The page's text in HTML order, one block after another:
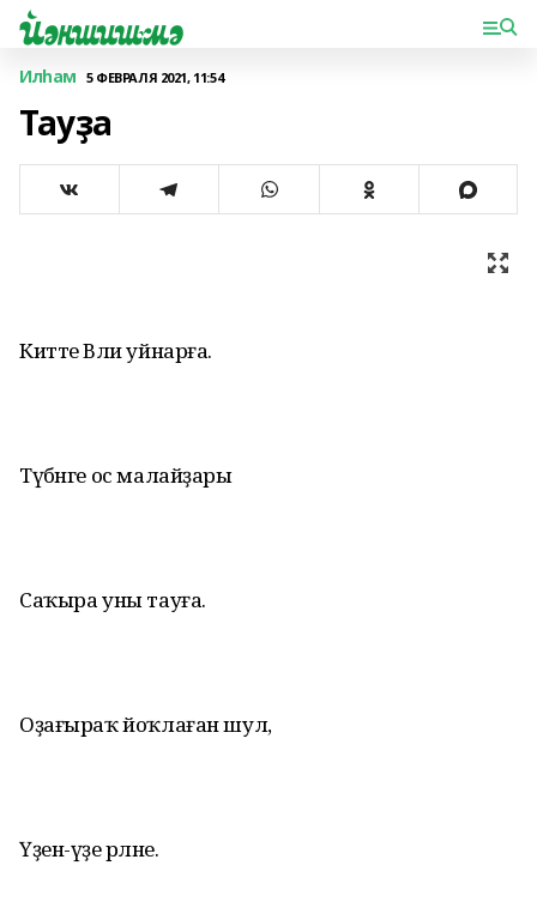
Илһам 5 ФЕВРАЛЯ 2021, 11:54
Тауҙа
Китте Вәли уйнарға.
Түбәнге ос малайҙары
Саҡыра уны тауға.
Оҙағыраҡ йоҡлаған шул,
Үҙен-үҙе әрләне.